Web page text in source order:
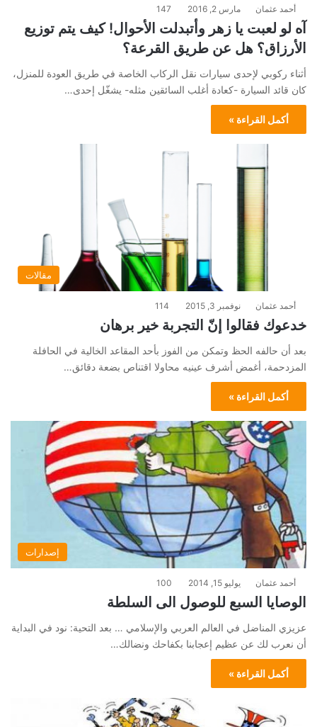
أحمد عثمان مارس 2, 2016 147
آه لو لعبت يا زهر وأتبدلت الأحوال! كيف يتم توزيع
الأرزاق؟ هل عن طريق القرعة؟
أثناء ركوبي لإحدى سيارات نقل الركاب الخاصة في طريق العودة للمنزل،
كان قائد السيارة -كعادة أغلب السائقين مثله- يشغّل إحدى…
أكمل القراءة »
مقالات
أحمد عثمان نوفمبر 3, 2015 114
خدعوك فقالوا إنّ التجربة خير برهان
بعد أن حالفه الحظ وتمكن من الفوز بأحد المقاعد الخالية في الحافلة
المزدحمة، أغمض أشرف عينيه محاولا اقتناص بضعة دقائق…
أكمل القراءة »
إصدارات
أحمد عثمان يوليو 15, 2014 100
الوصايا السبع للوصول الى السلطة
عزيزي المناضل في العالم العربي والإسلامي … بعد التحية: نود في البداية
أن نعرب لك عن عظيم إعجابنا بكفاحك ونضالك…
أكمل القراءة »